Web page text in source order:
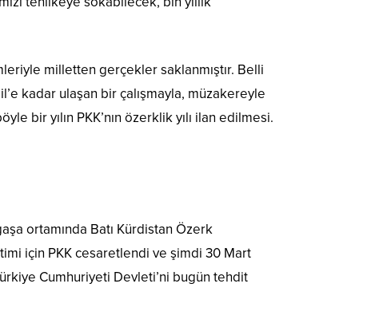
milletten gerçekler saklanmıştır. Belli
kadar ulaşan bir çalışmayla, müzakereyle
bir yılın PKK’nın özerklik yılı ilan edilmesi.
ortamında Batı Kürdistan Özerk
için PKK cesaretlendi ve şimdi 30 Mart
Cumhuriyeti Devleti’ni bugün tehdit